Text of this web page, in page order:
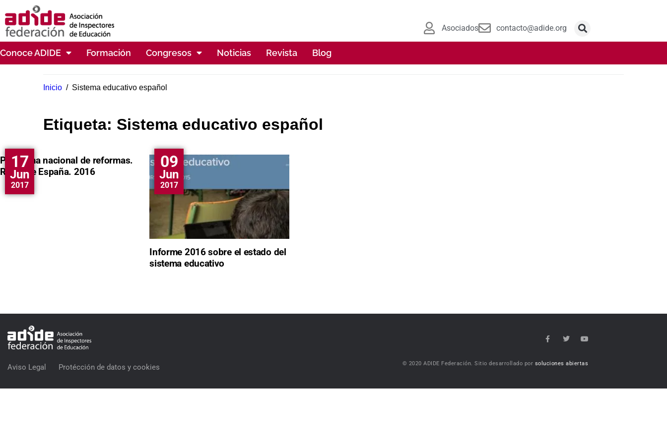
Asociados contacto@adide.org
Conoce ADIDE Formación Congresos Noticias Revista Blog
Inicio / Sistema educativo español
Etiqueta: Sistema educativo español
17
Jun
2017
Programa nacional de reformas.
Reino de España. 2016
09
Jun
2017
Informe 2016 sobre el estado del
sistema educativo
Aviso Legal Protécción de datos y cookies © 2020 ADIDE Federación. Sitio desarrollado por soluciones abiertas